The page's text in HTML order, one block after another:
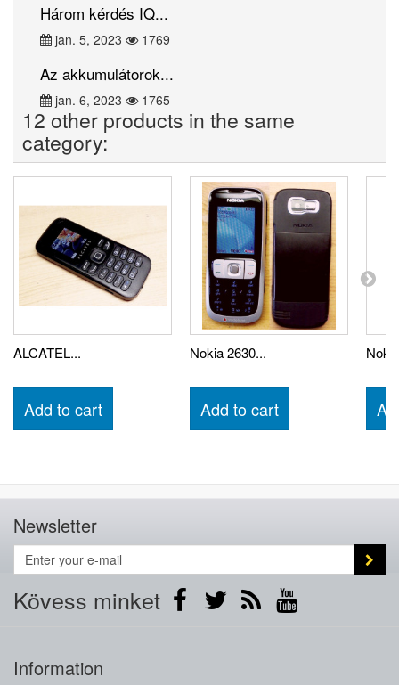
Három kérdés IQ...
jan. 5, 2023 1769
Az akkumulátorok...
jan. 6, 2023 1765
12 other products in the same
category:
ALCATEL...
Add to cart
Nokia 2630...
Add to cart
Newsletter
Kövess minket
Information